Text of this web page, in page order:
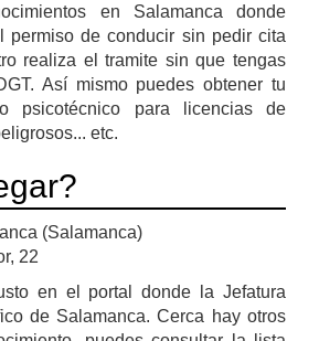
en Salamanca donde
permiso de conducir sin pedir cita
realiza el tramite sin que tengas
Así mismo puedes obtener tu
psicotécnico para licencias de
etc.
(Salamanca)
22
en el portal donde la Jefatura
de Salamanca. Cerca hay otros